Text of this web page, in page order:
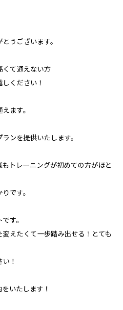
うございます。
くて通えない方
ください！
ます。
ンを提供いたします。
トレーニングが初めての方がほと
です。
す。
えたくて一歩踏み出せる！とても
！
いたします！